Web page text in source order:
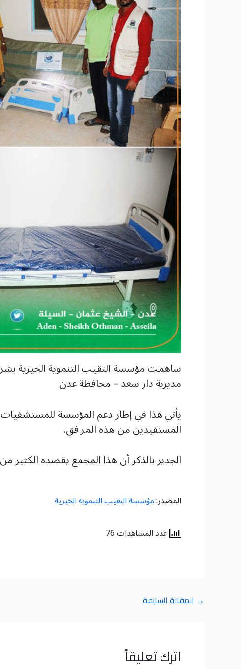
ساهمت مؤسسة النقيب التنموية الخيرية
مديرية دار سعد – محافظة عدن
يأتي هذا في إطار دعم المؤسسة للمستشفيات
المستفيدين من هذه المرافق.
الجدير بالذكر أن هذا المجمع يقصده الكثير
المصدر:مؤسسة النقيب التنموية الخيرية
عدد المشاهدات 76
→ المقالة السابقة
اترك تعليقاً